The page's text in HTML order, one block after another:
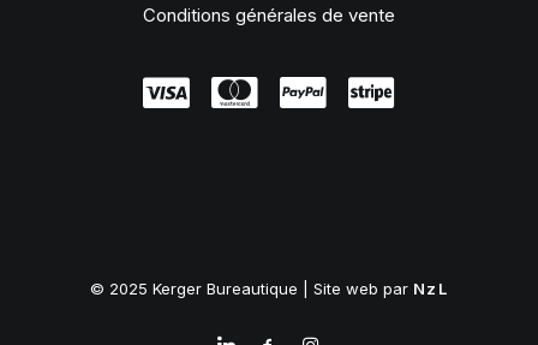
Conditions générales de vente
© 2025 Kerger Bureautique | Site web par NzL